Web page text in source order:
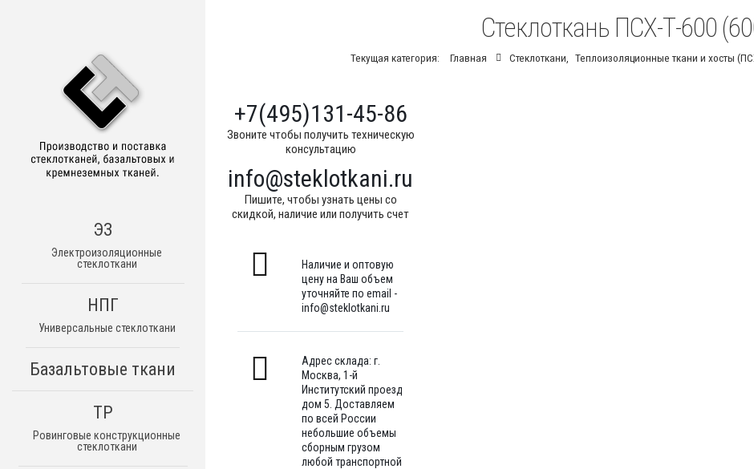
ЭЗ
Электроизоляционные
стеклоткани
НПГ
Универсальные стеклоткани
Базальтовые ткани
ТР
Ровинговые конструкционные
стеклоткани
Стеклоткань ПСХ-Т-600
Текущая категория: Главная Стеклоткани Теплоизоляционные ткани и хосты
+7(495)131-45-86
Звоните чтобы получить техническую
консультацию
info@steklotkani.ru
Пишите, чтобы узнать цены со
скидкой, наличие или получить счет
Наличие и оптовую
цену на Ваш объем
уточняйте по email -
info@steklotkani.ru
Адрес склада: г.
Москва, 1-й
Институтский проезд
дом 5. Доставляем
по всей России
небольшие объемы
сборным грузом
любой транспортной